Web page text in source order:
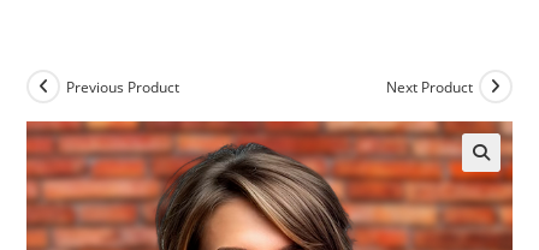
Previous Product Next Product